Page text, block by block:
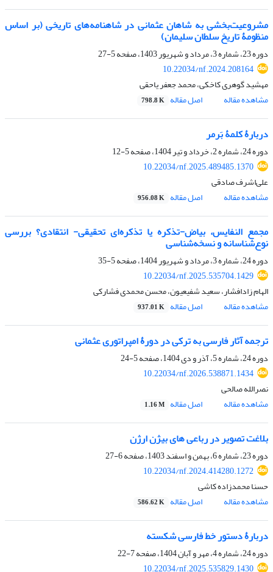
مشروعیت‏‏‌‏‌‏بخشی به شاهان عثمانی در شاهنامه‏‏‌‏‌‏های تاریخی (بر اساس
منظومۀ تاریخ سلطان سلیمان)
دوره 23، شماره 3، مرداد و شهریور 1403، صفحه
5-27
10.22034/nf.2024.208164
مهشید گوهری کاخکی، محمد جعفر یاحقی
مشاهده مقاله
اصل مقاله 798.8 K
دربارۀ کلمۀ بَرمر
دوره 24، شماره 2، خرداد و تیر 1404، صفحه
5-12
10.22034/nf.2025.489485.1370
علی‌اشرف صادقی
مشاهده مقاله
اصل مقاله 956.08 K
مجمع ‌النفایس، بیاض-تذکره‌‌ یا تذکره‌ای تحقیقی- انتقادی؟ بررسی
نوع‌شناسانه و نسخه‌شناسی
دوره 24، شماره 3، مرداد و شهریور 1404، صفحه
5-35
10.22034/nf.2025.535704.1429
الهام زادافشار، سعید شفیعیون، محسن محمدی فشارکی
مشاهده مقاله
اصل مقاله 937.01 K
ترجمه آثار فارسی به ترکی در دورۀ امپراتوری عثمانی
دوره 24، شماره 5، آذر و دی 1404، صفحه
5-24
10.22034/nf.2026.538871.1434
نصرالله صالحی
مشاهده مقاله
اصل مقاله 1.16 M
بلاغت تصویر در رباعی های بیژن ارژن
دوره 23، شماره 6، بهمن و اسفند 1403، صفحه
6-27
10.22034/nf.2024.414280.1272
حسنا محمدزاده کاشی
مشاهده مقاله
اصل مقاله 586.62 K
دربارۀ دستور خط فارسی شکسته
دوره 24، شماره 4، مهر و آبان 1404، صفحه
7-22